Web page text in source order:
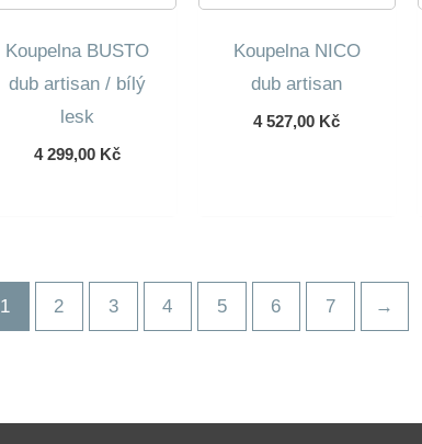
Koupelna BUSTO
dub artisan / bílý
lesk
4 299,00 Kč
Koupelna NICO
dub artisan
4 527,00 Kč
1 2 3 4 5 6 7 →